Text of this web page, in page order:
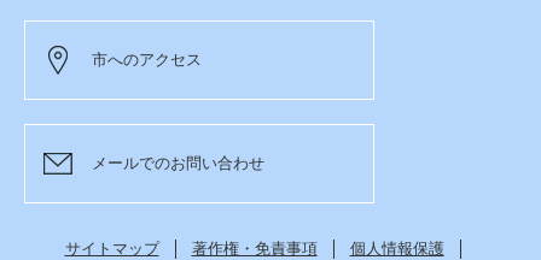
市へのアクセス
メールでのお問い合わせ
サイトマップ 著作権・免責事項
個人情報保護